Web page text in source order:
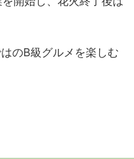
のB級グルメを楽しむ